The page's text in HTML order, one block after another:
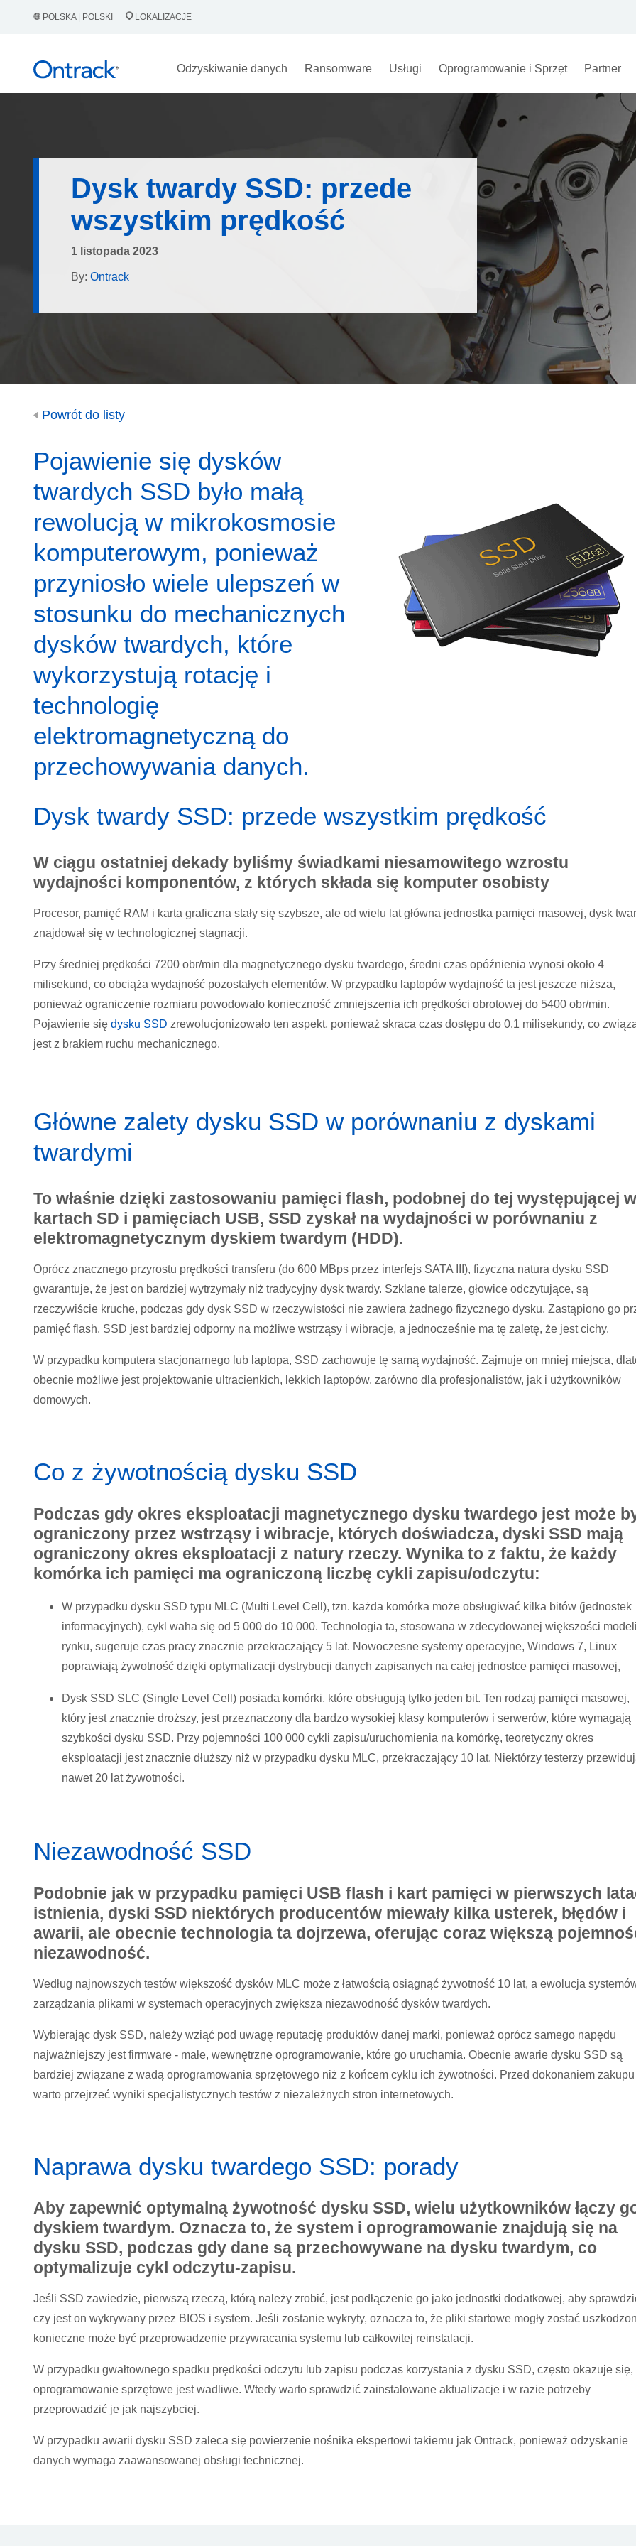
POLSKA | POLSKI LOKALIZACJE
Odzyskiwanie danych Ransomware Usługi Oprogramowanie i Sprzęt Partner
Dysk twardy SSD: przede
wszystkim prędkość
1 listopada 2023
By: Ontrack
Powrót do listy
Pojawienie się dysków
twardych SSD było małą
rewolucją w mikrokosmosie
komputerowym, ponieważ
przyniosło wiele ulepszeń w
stosunku do mechanicznych
dysków twardych, które
wykorzystują rotację i
technologię
elektromagnetyczną do
przechowywania danych.
Dysk twardy SSD: przede wszystkim prędkość
W ciągu ostatniej dekady byliśmy świadkami niesamowitego wzrostu
wydajności komponentów, z których składa się komputer osobisty
Procesor, pamięć RAM i karta graficzna stały się szybsze, ale od wielu lat główna jednostka pamięci masowej, dysk
znajdował się w technologicznej stagnacji.
Przy średniej prędkości 7200 obr/min dla magnetycznego dysku twardego, średni czas opóźnienia wynosi około 4
milisekund, co obciąża wydajność pozostałych elementów. W przypadku laptopów wydajność ta jest jeszcze niższa,
ponieważ ograniczenie rozmiaru powodowało konieczność zmniejszenia ich prędkości obrotowej do 5400 obr/min.
Pojawienie się dysku SSD zrewolucjonizowało ten aspekt, ponieważ skraca czas dostępu do 0,1 milisekundy, co
jest z brakiem ruchu mechanicznego.
Główne zalety dysku SSD w porównaniu z dyskami
twardymi
To właśnie dzięki zastosowaniu pamięci flash, podobnej do tej występującej w
kartach SD i pamięciach USB, SSD zyskał na wydajności w porównaniu z
elektromagnetycznym dyskiem twardym (HDD).
Oprócz znacznego przyrostu prędkości transferu (do 600 MBps przez interfejs SATA III), fizyczna natura dysku SSD
gwarantuje, że jest on bardziej wytrzymały niż tradycyjny dysk twardy. Szklane talerze, głowice odczytujące, są
rzeczywiście kruche, podczas gdy dysk SSD w rzeczywistości nie zawiera żadnego fizycznego dysku. Zastąpiono go
pamięć flash. SSD jest bardziej odporny na możliwe wstrząsy i wibracje, a jednocześnie ma tę zaletę, że jest cichy.
W przypadku komputera stacjonarnego lub laptopa, SSD zachowuje tę samą wydajność. Zajmuje on mniej miejsca,
obecnie możliwe jest projektowanie ultracienkich, lekkich laptopów, zarówno dla profesjonalistów, jak i użytkowników
domowych.
Co z żywotnością dysku SSD
Podczas gdy okres eksploatacji magnetycznego dysku twardego jest może
ograniczony przez wstrząsy i wibracje, których doświadcza, dyski SSD mają
ograniczony okres eksploatacji z natury rzeczy. Wynika to z faktu, że każdy
komórka ich pamięci ma ograniczoną liczbę cykli zapisu/odczytu:
W przypadku dysku SSD typu MLC (Multi Level Cell), tzn. każda komórka może obsługiwać kilka bitów (jednostek
informacyjnych), cykl waha się od 5 000 do 10 000. Technologia ta, stosowana w zdecydowanej większości
rynku, sugeruje czas pracy znacznie przekraczający 5 lat. Nowoczesne systemy operacyjne, Windows 7, Linux
poprawiają żywotność dzięki optymalizacji dystrybucji danych zapisanych na całej jednostce pamięci masowej,
Dysk SSD SLC (Single Level Cell) posiada komórki, które obsługują tylko jeden bit. Ten rodzaj pamięci masowej,
który jest znacznie droższy, jest przeznaczony dla bardzo wysokiej klasy komputerów i serwerów, które wymagają
szybkości dysku SSD. Przy pojemności 100 000 cykli zapisu/uruchomienia na komórkę, teoretyczny okres
eksploatacji jest znacznie dłuższy niż w przypadku dysku MLC, przekraczający 10 lat. Niektórzy testerzy
nawet 20 lat żywotności.
Niezawodność SSD
Podobnie jak w przypadku pamięci USB flash i kart pamięci w pierwszych
istnienia, dyski SSD niektórych producentów miewały kilka usterek, błędów i
awarii, ale obecnie technologia ta dojrzewa, oferując coraz większą
niezawodność.
Według najnowszych testów większość dysków MLC może z łatwością osiągnąć żywotność 10 lat, a ewolucja
zarządzania plikami w systemach operacyjnych zwiększa niezawodność dysków twardych.
Wybierając dysk SSD, należy wziąć pod uwagę reputację produktów danej marki, ponieważ oprócz samego napędu
najważniejszy jest firmware - małe, wewnętrzne oprogramowanie, które go uruchamia. Obecnie awarie dysku SSD są
bardziej związane z wadą oprogramowania sprzętowego niż z końcem cyklu ich żywotności. Przed dokonaniem zakupu
warto przejrzeć wyniki specjalistycznych testów z niezależnych stron internetowych.
Naprawa dysku twardego SSD: porady
Aby zapewnić optymalną żywotność dysku SSD, wielu użytkowników łączy
dyskiem twardym. Oznacza to, że system i oprogramowanie znajdują się na
dysku SSD, podczas gdy dane są przechowywane na dysku twardym, co
optymalizuje cykl odczytu-zapisu.
Jeśli SSD zawiedzie, pierwszą rzeczą, którą należy zrobić, jest podłączenie go jako jednostki dodatkowej, aby
czy jest on wykrywany przez BIOS i system. Jeśli zostanie wykryty, oznacza to, że pliki startowe mogły zostać
konieczne może być przeprowadzenie przywracania systemu lub całkowitej reinstalacji.
W przypadku gwałtownego spadku prędkości odczytu lub zapisu podczas korzystania z dysku SSD, często okazuje się,
oprogramowanie sprzętowe jest wadliwe. Wtedy warto sprawdzić zainstalowane aktualizacje i w razie potrzeby
przeprowadzić je jak najszybciej.
W przypadku awarii dysku SSD zaleca się powierzenie nośnika ekspertowi takiemu jak Ontrack, ponieważ odzyskanie
danych wymaga zaawansowanej obsługi technicznej.